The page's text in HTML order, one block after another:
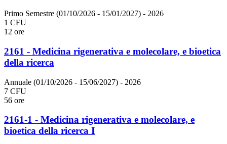
Primo Semestre (01/10/2026 - 15/01/2027) - 2026
1 CFU
12 ore
2161 - Medicina rigenerativa e molecolare, e bioetica
della ricerca
Annuale (01/10/2026 - 15/06/2027) - 2026
7 CFU
56 ore
2161-1 - Medicina rigenerativa e molecolare, e
bioetica della ricerca I